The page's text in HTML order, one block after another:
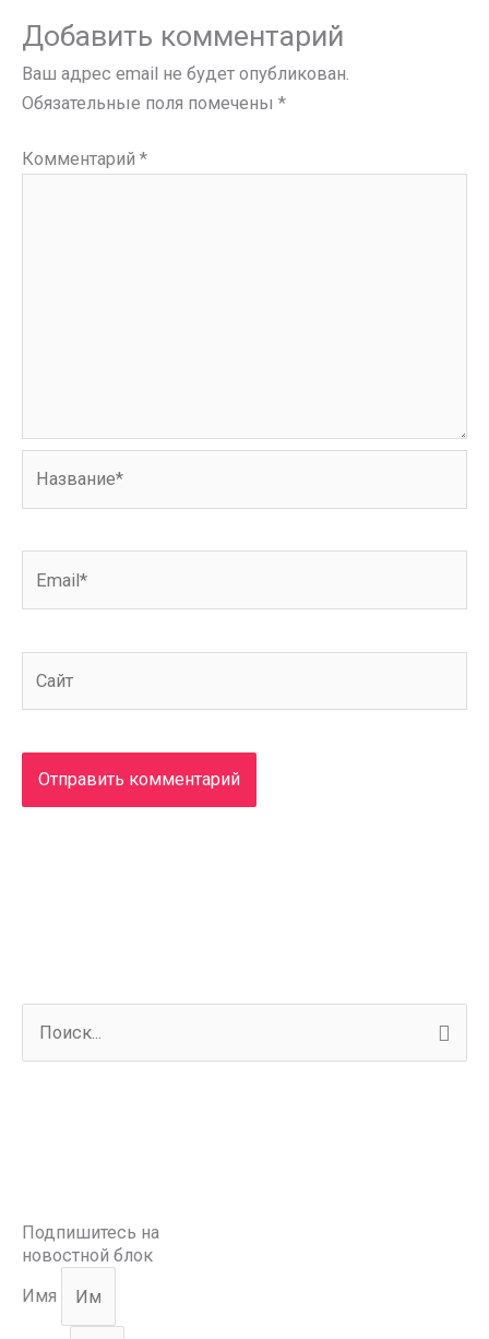
Добавить комментарий
Ваш адрес email не будет опубликован.
Обязательные поля помечены *
Комментарий *
Подпишитесь на
новостной блок
Имя